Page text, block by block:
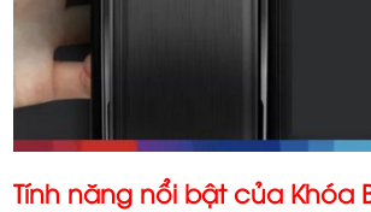
Tính năng nổi bật của Khóa